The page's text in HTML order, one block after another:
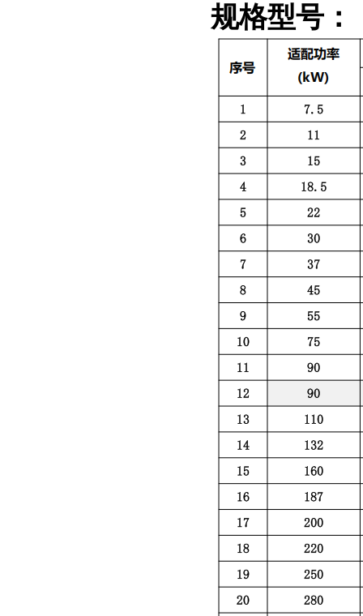
规格型号 ：